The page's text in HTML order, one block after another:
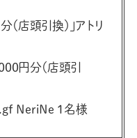
店頭引換）」アトリ
円分（店頭引
NeriNe 1名様